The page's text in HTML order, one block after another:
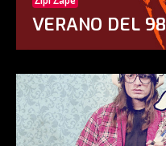
VERANO DEL 98